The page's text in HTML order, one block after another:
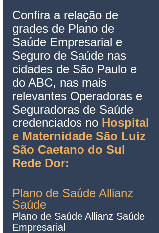
Confira a relação de
grades de Plano de
Saúde Empresarial e
Seguro de Saúde nas
cidades de São Paulo e
do ABC, nas mais
relevantes Operadoras e
Seguradoras de Saúde
credenciados no Hospital
e Maternidade São Luiz
São Caetano do Sul
Rede Dor:
Plano de Saúde Allianz
Saúde
Plano de Saúde Allianz Saúde
Empresarial